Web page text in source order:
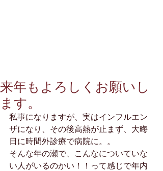
来年もよろしくお願いし
ます。
私事になりますが、実はインフルエン
ザになり、その後高熱が止まず、大晦
日に時間外診療で病院に。。
そんな年の瀬で、こんなについていな
い人がいるのかい！！って感じで年内